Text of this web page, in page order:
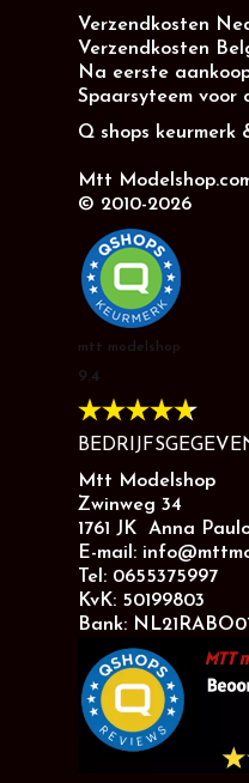
Verzendkosten
Verzendkosten
Na eerste
Spaarsyteem voor
Q shops keurmerk
Mtt
© 2010-2026
mtt modelshop
9.4
Mtt Modelshop
Zwinweg 34
1761 JK Anna
E-mail:
Tel: 0655375997
KvK: 50199803
Bank: